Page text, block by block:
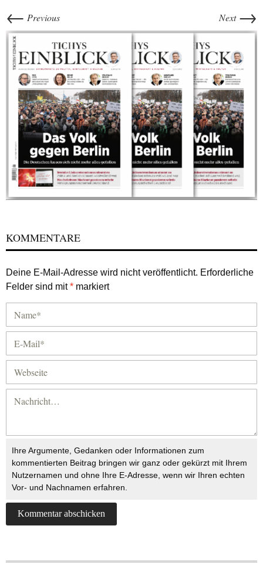
← Previous Next →
KOMMENTARE
Deine E-Mail-Adresse wird nicht veröffentlicht. Erforderliche
Felder sind mit* markiert
Ihre Argumente, Gedanken oder Informationen zum
kommentierten Beitrag bringen wir ganz oder gekürzt mit Ihrem
Nutzernamen und ohne Ihre E-Adresse, wenn wir Ihren echten
Vor- und Nachnamen erfahren.